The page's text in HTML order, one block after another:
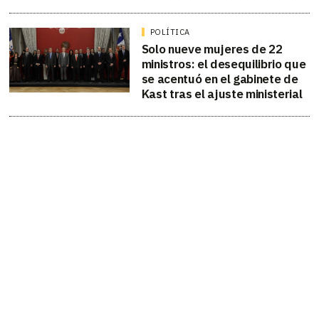
POLÍTICA
Solo nueve mujeres de 22
ministros: el desequilibrio que
se acentuó en el gabinete de
Kast tras el ajuste ministerial